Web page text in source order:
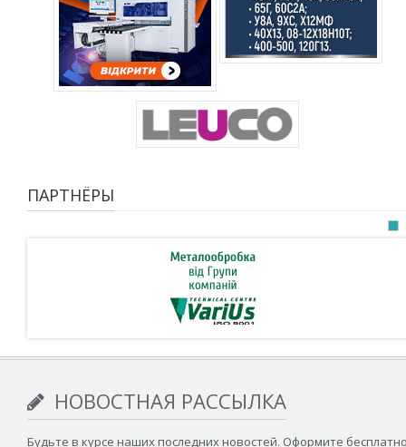
ПАРТНЁРЫ
НОВОСТНАЯ РАССЫЛКА
Будьте в курсе наших последних новостей. Оформите